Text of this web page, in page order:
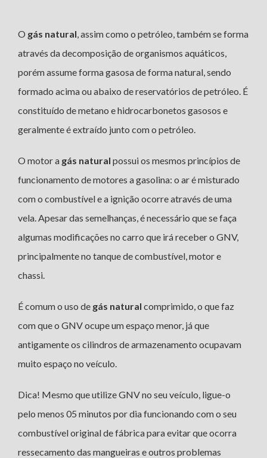
O gás natural, assim como o petróleo, também se forma
através da decomposição de organismos aquáticos,
porém assume forma gasosa de forma natural, sendo
formado acima ou abaixo de reservatórios de petróleo. É
constituído de metano e hidrocarbonetos gasosos e
geralmente é extraído junto com o petróleo.
O motor a gás natural possui os mesmos princípios de
funcionamento de motores a gasolina: o ar é misturado
com o combustível e a ignição ocorre através de uma
vela. Apesar das semelhanças, é necessário que se faça
algumas modificações no carro que irá receber o GNV,
principalmente no tanque de combustível, motor e
chassi.
É comum o uso de gás natural comprimido, o que faz
com que o GNV ocupe um espaço menor, já que
antigamente os cilindros de armazenamento ocupavam
muito espaço no veículo.
Dica! Mesmo que utilize GNV no seu veículo, ligue-o
pelo menos 05 minutos por dia funcionando com o seu
combustível original de fábrica para evitar que ocorra
ressecamento das mangueiras e outros problemas